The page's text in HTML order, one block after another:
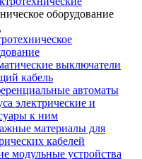
оборудование
выключатели
кабель
автоматы
электрические и
к ним
материалы для
кабелей
модульные устройства